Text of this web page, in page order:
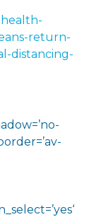
return-
distancing-